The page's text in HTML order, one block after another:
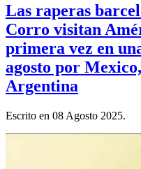
Las raperas
Corro visitan
primera vez en
agosto por
Argentina
Escrito en 08 Agosto 2025.